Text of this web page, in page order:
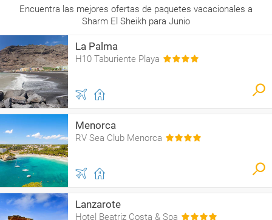
Encuentra las mejores ofertas de paquetes vacacionales a
Sharm El Sheikh para Junio
La Palma
H10 Taburiente Playa
Menorca
RV Sea Club Menorca
Lanzarote
Hotel Beatriz Costa & Spa